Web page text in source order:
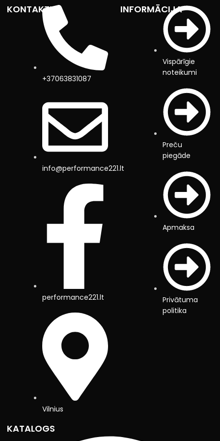
KONTAKTI
+37063831087
info@performance221.lt
performance221.lt
Vilnius
INFORMĀCIJA
Vispārīgie
noteikumi
Preču
piegāde
Apmaksa
Privātuma
politika
KATALOGS